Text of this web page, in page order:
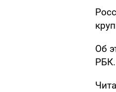
Об
РБК.